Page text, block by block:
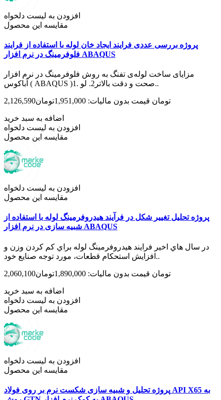
افزودن به لیست دلخواه
مقایسه این محصول
پروژه بررسی عددی فرایند ایجاد خان لوله با استفاده از فرایند
فلوفرمینگ در نرم افزار ABAQUS
مزایای ساخت لوله‌ی تفنگ به روش فلوفرمینگ در نرم افزار
آباکوس ( ABAQUS )1. صحت و دقت بالاتر2. لو..
2,126,590تومان قیمت بدون مالیات: 1,951,000تومان
اضافه به سبد خرید
افزودن به لیست دلخواه
مقایسه این محصول
افزودن به لیست دلخواه
مقایسه این محصول
پروژه تحلیل تغییر شکل در فرآیند هیدروفرمینگ لوله با استفاده از
شبیه سازی در نرم افزار ABAQUS
در سال هاي اخير فرايند هيدروفرمينگ لوله براي كم كردن وزن و
افزايش استحكام قطعات، مورد توجه صنايع خود..
2,060,100تومان قیمت بدون مالیات: 1,890,000تومان
اضافه به سبد خرید
افزودن به لیست دلخواه
مقایسه این محصول
افزودن به لیست دلخواه
مقایسه این محصول
پروژه تحلیل و شبیه سازی شکست نرم بر روی فولاد API X65 به